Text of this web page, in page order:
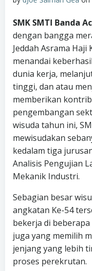
SMK SMTI Banda
dengan bangga
Jeddah Asrama Haji
menandai
dunia kerja,
tinggi, dan atau
memberikan
pengembangan
wisuda tahun ini,
mewisudakan
kedalam tiga
Analisis Pengujian
Mekanik Industri.
Sebagian besar
angkatan Ke-54
bekerja di
juga yang memilih
jenjang yang lebih
proses perekrutan.